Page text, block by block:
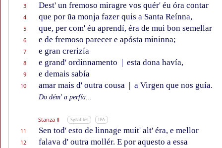
3 Dest' un fremoso miragre vos quér' éu óra contar
4 que por ũa monja fazer quis a Santa Reínna,
5 que, per com' éu aprendí, éra de mui bon semellar
6 e de fremoso parecer e apósta mininna;
7 e gran crerizía
8 e grand' ordinnamento | esta dona havía,
9 e demais sabía
10 amar mais d' outra cousa | a Virgen que nos guía.
Do dém' a perfía...
Stanza II Syllables IPA
11 Sen tod' esto de linnage muit' alt' éra, e mellor
12 falava d' outra mollér. E por aquesto a essa